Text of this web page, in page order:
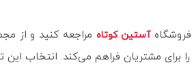
فروشگاهآستین کوتاه مراجعه کنید و از
مشتریان فراهم می‌کند. انتخاب این